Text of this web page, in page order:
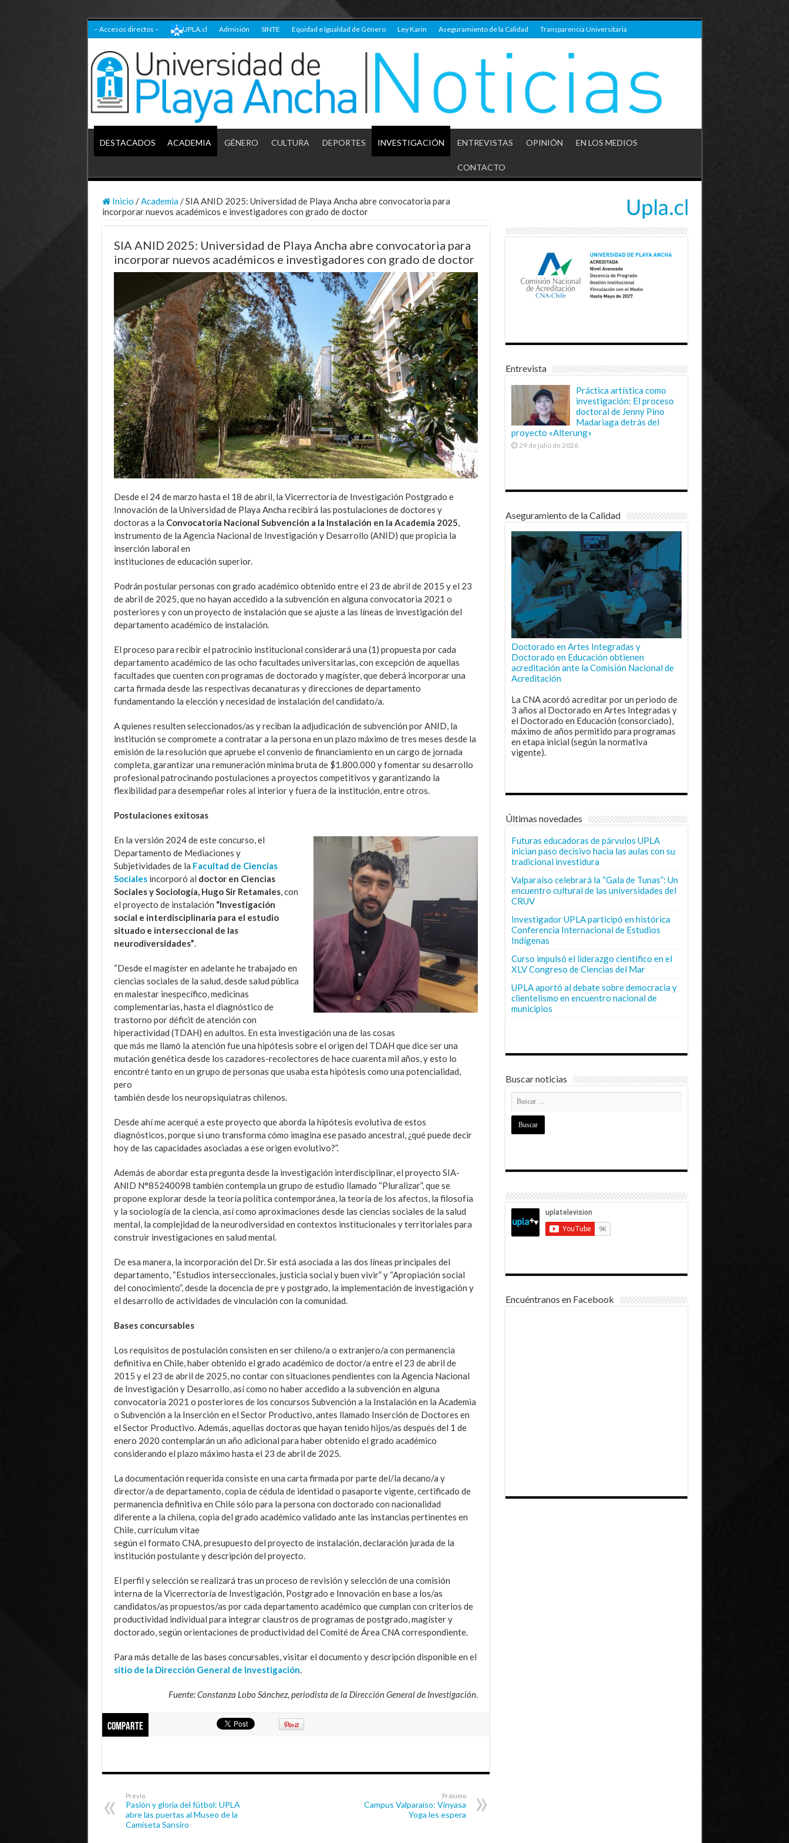
– Accesos directos – UPLA.cl Admisión SINTE Equidad e Igualdad de Género Ley Karin Aseguramiento de la Calidad Transparencia Universitaria
DESTACADOS ACADEMIA GÉNERO CULTURA DEPORTES INVESTIGACIÓN ENTREVISTAS OPINIÓN EN LOS MEDIOS
CONTACTO
Inicio / Academia /SIA ANID 2025: Universidad de Playa Ancha abre convocatoria para
incorporar nuevos académicos e investigadores con grado de doctor
SIA ANID 2025: Universidad de Playa Ancha abre convocatoria para
incorporar nuevos académicos e investigadores con grado de doctor
Desde el 24 de marzo hasta el 18 de abril, la Vicerrectoría de Investigación Postgrado e
Innovación de la Universidad de Playa Ancha recibirá las postulaciones de doctores y
doctoras a la Convocatoria Nacional Subvención a la Instalación en la Academia 2025,
instrumento de la Agencia Nacional de Investigación y Desarrollo (ANID) que propicia la
inserción laboral en
instituciones de educación superior.
Podrán postular personas con grado académico obtenido entre el 23 de abril de 2015 y el 23
de abril de 2025, que no hayan accedido a la subvención en alguna convocatoria 2021 o
posteriores y con un proyecto de instalación que se ajuste a las líneas de investigación del
departamento académico de instalación.
El proceso para recibir el patrocinio institucional considerará una (1) propuesta por cada
departamento académico de las ocho facultades universitarias, con excepción de aquellas
facultades que cuenten con programas de doctorado y magíster, que deberá incorporar una
carta firmada desde las respectivas decanaturas y direcciones de departamento
fundamentando la elección y necesidad de instalación del candidato/a.
A quienes resulten seleccionados/as y reciban la adjudicación de subvención por ANID, la
institución se compromete a contratar a la persona en un plazo máximo de tres meses desde la
emisión de la resolución que apruebe el convenio de financiamiento en un cargo de jornada
completa, garantizar una remuneración mínima bruta de $1.800.000 y fomentar su desarrollo
profesional patrocinando postulaciones a proyectos competitivos y garantizando la
flexibilidad para desempeñar roles al interior y fuera de la institución, entre otros.
Postulaciones exitosas
En la versión 2024 de este concurso, el
Departamento de Mediaciones y
Subjetividades de la Facultad de Ciencias
Socialesincorporó al doctor en Ciencias
Sociales y Sociología, Hugo Sir Retamales, con
el proyecto de instalación “Investigación
social e interdisciplinaria para el estudio
situado e interseccional de las
neurodiversidades”.
“Desde el magíster en adelante he trabajado en
ciencias sociales de la salud, desde salud pública
en malestar inespecífico, medicinas
complementarias, hasta el diagnóstico de
trastorno por déficit de atención con
hiperactividad (TDAH) en adultos. En esta investigación una de las cosas
que más me llamó la atención fue una hipótesis sobre el origen del TDAH que dice ser una
mutación genética desde los cazadores-recolectores de hace cuarenta mil años, y esto lo
encontré tanto en un grupo de personas que usaba esta hipótesis como una potencialidad,
pero
también desde los neuropsiquiatras chilenos.
Desde ahí me acerqué a este proyecto que aborda la hipótesis evolutiva de estos
diagnósticos, porque si uno transforma cómo imagina ese pasado ancestral, ¿qué puede decir
hoy de las capacidades asociadas a ese origen evolutivo?”.
Además de abordar esta pregunta desde la investigación interdisciplinar, el proyecto SIA-
ANID N°85240098 también contempla un grupo de estudio llamado “Pluralizar”, que se
propone explorar desde la teoría política contemporánea, la teoría de los afectos, la filosofía
y la sociología de la ciencia, así como aproximaciones desde las ciencias sociales de la salud
mental, la complejidad de la neurodiversidad en contextos institucionales y territoriales para
construir investigaciones en salud mental.
De esa manera, la incorporación del Dr. Sir está asociada a las dos líneas principales del
departamento, “Estudios interseccionales, justicia social y buen vivir” y “Apropiación social
del conocimiento”, desde la docencia de pre y postgrado, la implementación de investigación y
el desarrollo de actividades de vinculación con la comunidad.
Bases concursables
Los requisitos de postulación consisten en ser chileno/a o extranjero/a con permanencia
definitiva en Chile, haber obtenido el grado académico de doctor/a entre el 23 de abril de
2015 y el 23 de abril de 2025, no contar con situaciones pendientes con la Agencia Nacional
de Investigación y Desarrollo, así como no haber accedido a la subvención en alguna
convocatoria 2021 o posteriores de los concursos Subvención a la Instalación en la Academia
o Subvención a la Inserción en el Sector Productivo, antes llamado Inserción de Doctores en
el Sector Productivo. Además, aquellas doctoras que hayan tenido hijos/as después del 1 de
enero 2020 contemplarán un año adicional para haber obtenido el grado académico
considerando el plazo máximo hasta el 23 de abril de 2025.
La documentación requerida consiste en una carta firmada por parte del/la decano/a y
director/a de departamento, copia de cédula de identidad o pasaporte vigente, certificado de
permanencia definitiva en Chile sólo para la persona con doctorado con nacionalidad
diferente a la chilena, copia del grado académico validado ante las instancias pertinentes en
Chile, currículum vitae
según el formato CNA, presupuesto del proyecto de instalación, declaración jurada de la
institución postulante y descripción del proyecto.
El perfil y selección se realizará tras un proceso de revisión y selección de una comisión
interna de la Vicerrectoría de Investigación, Postgrado e Innovación en base a los/as
candidatos/as propuestos/as por cada departamento académico que cumplan con criterios de
productividad individual para integrar claustros de programas de postgrado, magíster y
doctorado, según orientaciones de productividad del Comité de Área CNA correspondiente.
Para más detalle de las bases concursables, visitar el documento y descripción disponible en el
sitio de la Dirección General de Investigación.
Fuente: Constanza Lobo Sánchez, periodista de la Dirección General de Investigación.
Comparte
Previo
Pasión y gloria del fútbol: UPLA
abre las puertas al Museo de la
Camiseta Sansiro
Próximo
Campus Valparaíso: Vinyasa
Yoga les espera
Entrevista
Práctica artística como
investigación: El proceso
doctoral de Jenny Pino
Madariaga detrás del
proyecto «Alterung»
29 de julio de 2026
Aseguramiento de la Calidad
Doctorado en Artes Integradas y
Doctorado en Educación obtienen
acreditación ante la Comisión Nacional de
Acreditación
La CNA acordó acreditar por un periodo de
3 años al Doctorado en Artes Integradas y
el Doctorado en Educación (consorciado),
máximo de años permitido para programas
en etapa inicial (según la normativa
vigente).
Últimas novedades
Futuras educadoras de párvulos UPLA
inician paso decisivo hacia las aulas con su
tradicional investidura
Valparaíso celebrará la “Gala de Tunas”: Un
encuentro cultural de las universidades del
CRUV
Investigador UPLA participó en histórica
Conferencia Internacional de Estudios
Indígenas
Curso impulsó el liderazgo científico en el
XLV Congreso de Ciencias del Mar
UPLA aportó al debate sobre democracia y
clientelismo en encuentro nacional de
municipios
Buscar noticias
Encuéntranos en Facebook